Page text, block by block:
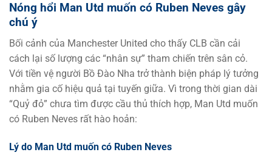
Nóng hổi Man Utd muốn có Ruben Neves gây
chú ý
Bối cảnh của Manchester United cho thấy CLB cần cải
cách lại số lượng các “nhân sự” tham chiến trên sân cỏ.
Với tiền vệ người Bồ Đào Nha trở thành biện pháp lý tưởng
nhằm gia cố hiệu quả tại tuyến giữa. Vì trong thời gian dài
“Quỷ đỏ” chưa tìm được cầu thủ thích hợp, Man Utd muốn
có Ruben Neves rất hào hoản:
Lý do Man Utd muốn có Ruben Neves